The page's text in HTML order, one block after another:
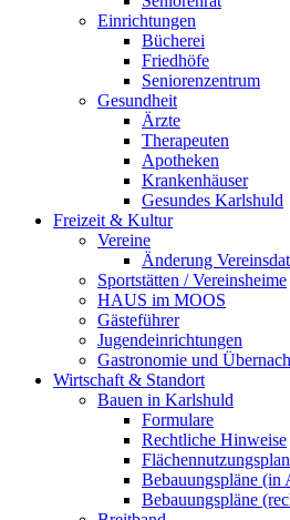
Einrichtungen
Bücherei
Friedhöfe
Seniorenzentrum
Gesundheit
Ärzte
Therapeuten
Apotheken
Krankenhäuser
Gesundes Karlshuld
Freizeit & Kultur
Vereine
Änderung
Sportstätten / Vereinsheime
HAUS im MOOS
Gästeführer
Jugendeinrichtungen
Gastronomie und
Wirtschaft & Standort
Bauen in Karlshuld
Formulare
Rechtliche Hinweise
Flächennutzungsplan
Bebauungspläne (in
Bebauungspläne